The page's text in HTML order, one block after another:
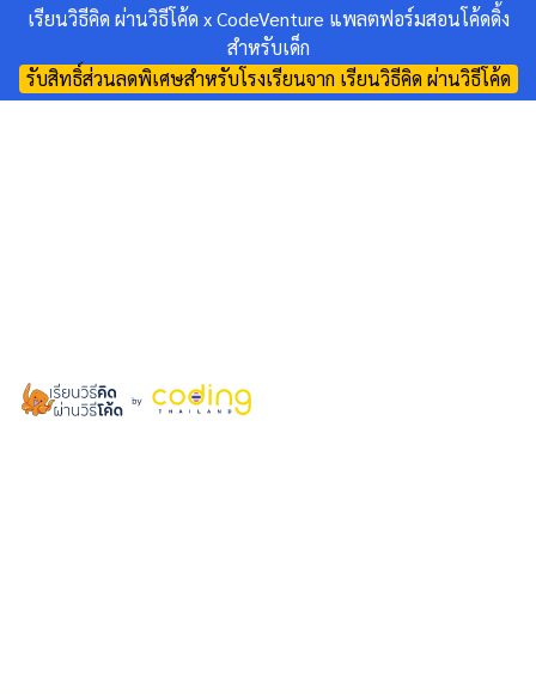
เรียนวิธีคิด ผ่านวิธีโค้ด x CodeVenture แพลตฟอร์มสอนโค้ดดิ้ง
สำหรับเด็ก
รับสิทธิ์ส่วนลดพิเศษสำหรับโรงเรียนจาก เรียนวิธีคิด ผ่านวิธีโค้ด